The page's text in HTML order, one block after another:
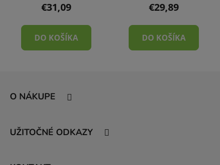
€31,09
DO KOŠÍKA
€29,89
DO KOŠÍKA
O NÁKUPE
UŽITOČNÉ ODKAZY